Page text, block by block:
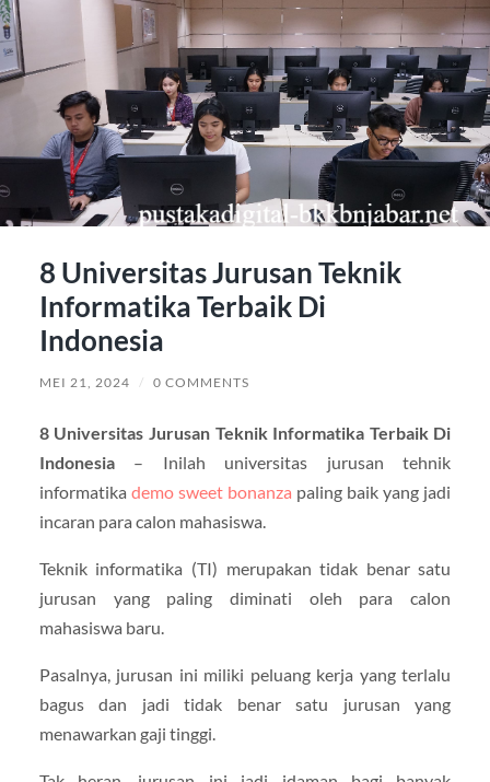
8 Universitas Jurusan Teknik
Informatika Terbaik Di
Indonesia
MEI 21, 2024 / 0 COMMENTS
8 Universitas Jurusan Teknik Informatika Terbaik Di
Indonesia– Inilah universitas jurusan tehnik
informatika demo sweet bonanza paling baik yang jadi
incaran para calon mahasiswa.
Teknik informatika (TI) merupakan tidak benar satu
jurusan yang paling diminati oleh para calon
mahasiswa baru.
Pasalnya, jurusan ini miliki peluang kerja yang terlalu
bagus dan jadi tidak benar satu jurusan yang
menawarkan gaji tinggi.